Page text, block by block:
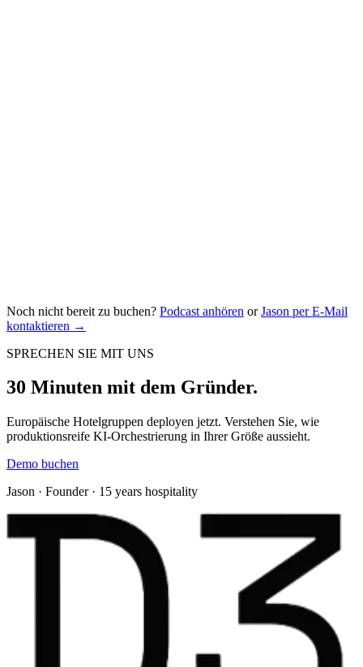
Noch nicht bereit zu buchen? Podcast anhören or Jason per E-Mail
kontaktieren →
SPRECHEN SIE MIT UNS
30 Minuten mit dem Gründer.
Europäische Hotelgruppen deployen jetzt. Verstehen Sie, wie
produktionsreife KI-Orchestrierung in Ihrer Größe aussieht.
Demo buchen
Jason · Founder · 15 years hospitality